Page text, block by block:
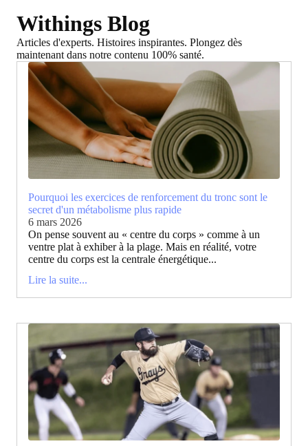
Withings Blog
Articles d'experts. Histoires inspirantes. Plongez dès
maintenant dans notre contenu 100% santé.
Pourquoi les exercices de renforcement du tronc sont le
secret d'un métabolisme plus rapide
6 mars 2026
On pense souvent au « centre du corps » comme à un
ventre plat à exhiber à la plage. Mais en réalité, votre
centre du corps est la centrale énergétique...
Lire la suite...